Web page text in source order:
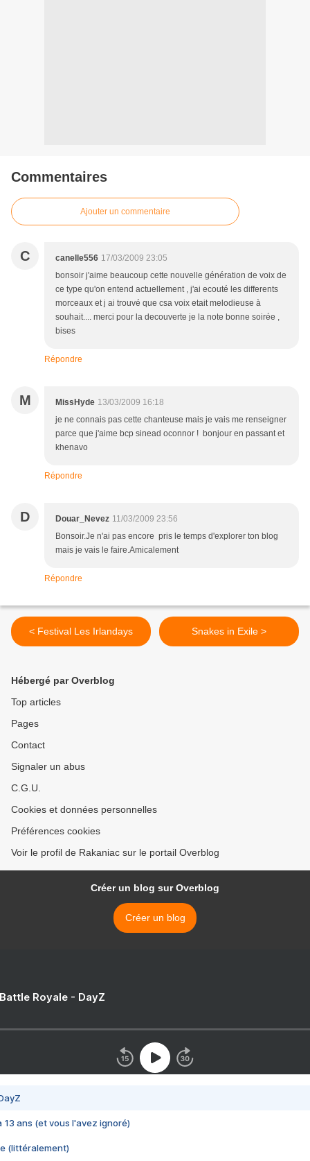
Commentaires
Ajouter un commentaire
C canelle556 17/03/2009 23:05
bonsoir j'aime beaucoup cette nouvelle génération de voix de
ce type qu'on entend actuellement , j'ai ecouté les differents
morceaux et j ai trouvé que csa voix etait melodieuse à
souhait.... merci pour la decouverte je la note bonne soirée ,
bises
Répondre
M MissHyde 13/03/2009 16:18
je ne connais pas cette chanteuse mais je vais me renseigner
parce que j'aime bcp sinead oconnor ! bonjour en passant et
khenavo
Répondre
D Douar_Nevez 11/03/2009 23:56
Bonsoir.Je n'ai pas encore pris le temps d'explorer ton blog
mais je vais le faire.Amicalement
Répondre
< Festival Les Irlandays Snakes in Exile >
Hébergé par Overblog
Top articles
Pages
Contact
Signaler un abus
C.G.U.
Cookies et données personnelles
Préférences cookies
Voir le profil de Rakaniac sur le portail Overblog
Créer un blog sur Overblog
Créer un blog
Royale - DayZ
13 ans (et vous l'avez ignoré)
(littéralement)